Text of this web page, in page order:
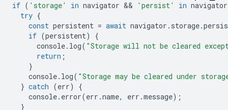
if ( 'storage' in navigator && 'persist' in navigator
try {
const persistent = await navigator . storage.
if (persistent)
{
console. log( "Storage will not be cleared
return ;
}
console. log( "Storage may be cleared under
} catch (err)
{
console. error(err .name, err .message);
}